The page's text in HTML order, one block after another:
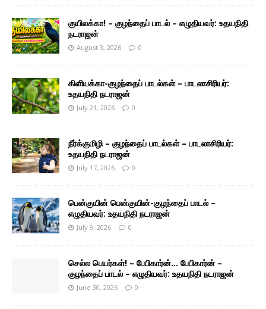
குயிலக்கா! – குழந்தைப் பாடல் – எழுதியவர்: உதயநிதி
நடராஜன்
August 3, 2026 0
கிளியக்கா-குழந்தைப் பாடல்கள் – பாடலாசிரியர்:
உதயநிதி நடராஜன்
July 21, 2026 0
நீர்க்குமிழி – குழந்தைப் பாடல்கள் – பாடலாசிரியர்:
உதயநிதி நடராஜன்
July 17, 2026 0
பென்குயின் பென்குயின்-குழந்தைப் பாடல் –
எழுதியவர்: உதயநிதி நடராஜன்
July 9, 2026 0
செல்ல பெயர்கள்! – பேபிகார்ன்… பேபிகார்ன் –
குழந்தைப் பாடல் – எழுதியவர்: உதயநிதி நடராஜன்
June 30, 2026 0